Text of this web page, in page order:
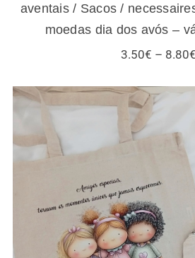
aventais / Sacos /
moedas dia dos avós –
3.50€ – 8.80€
Sacos / necessaires /
moedas para amigas e
modelos